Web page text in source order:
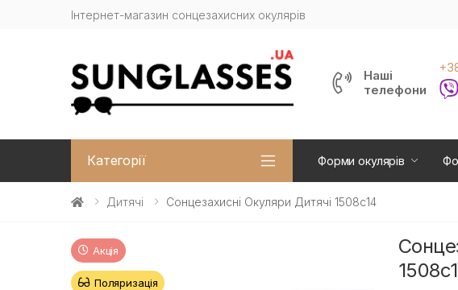
Інтернет-магазин сонцезахисних окулярів
Наші
телефони
Категорії Форми окулярів
Дитячі Сонцезахисні Окуляри Дитячі 1508c14
Акція
Поляризація